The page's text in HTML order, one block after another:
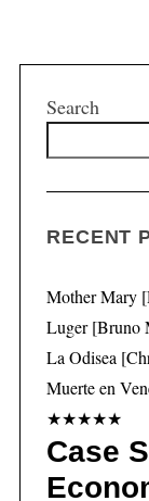
Search
RECENT
Mother Mary
Luger
La Odisea
Muerte en
★★★★★
Case
S
e
c
o
r
: